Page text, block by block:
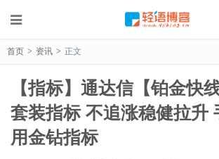
首页 > 资讯 > 正文
【指标】通达信【铂金快
套装指标 不追涨稳健拉升
用金钻指标